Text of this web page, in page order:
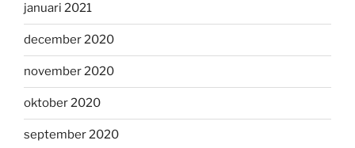
januari 2021
december 2020
november 2020
oktober 2020
september 2020